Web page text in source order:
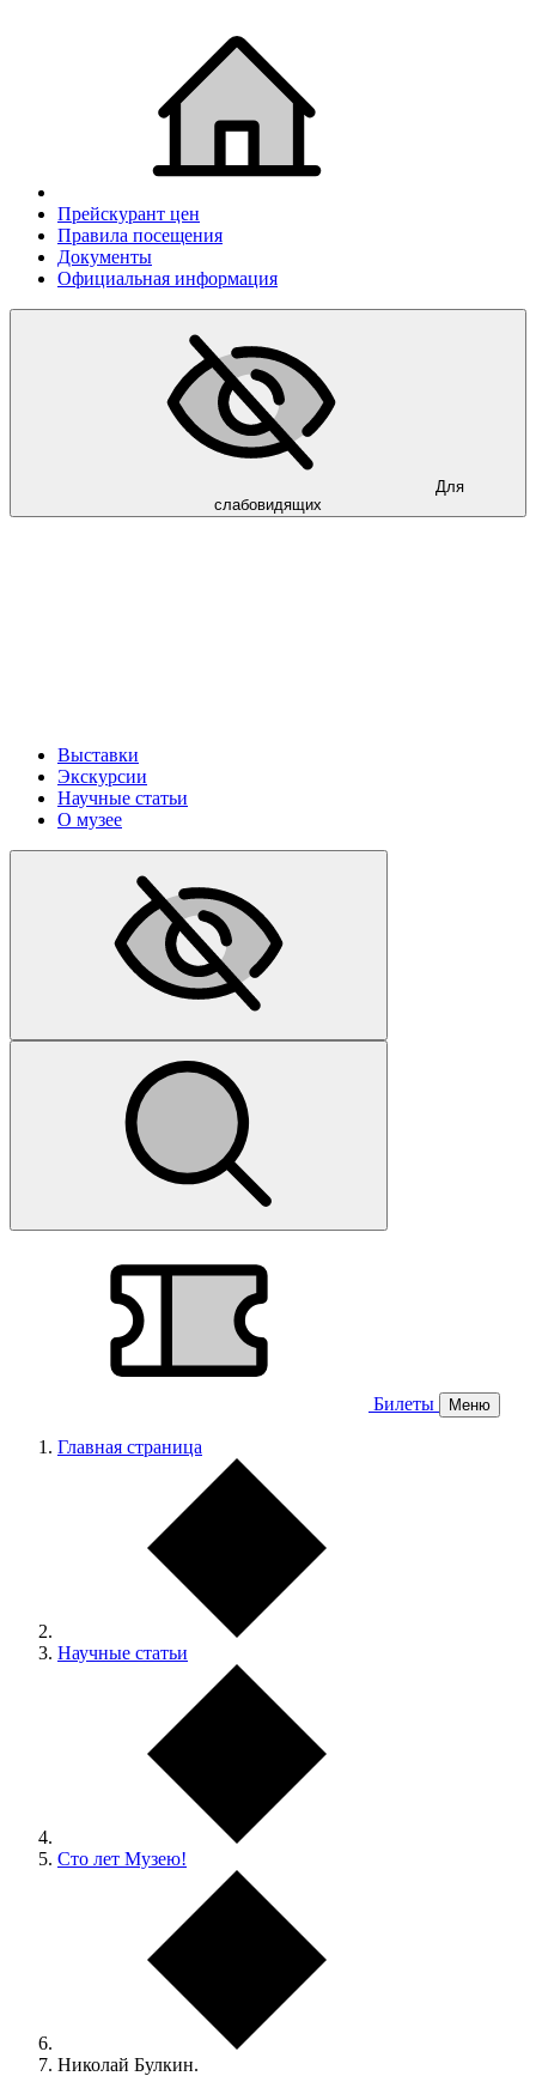
Прейскурант цен
Правила посещения
Документы
Официальная информация
Для
слабовидящих
Выставки
Экскурсии
Научные статьи
О музее
Билеты Меню
Главная страница
Научные статьи
Сто лет Музею!
Николай Булкин.